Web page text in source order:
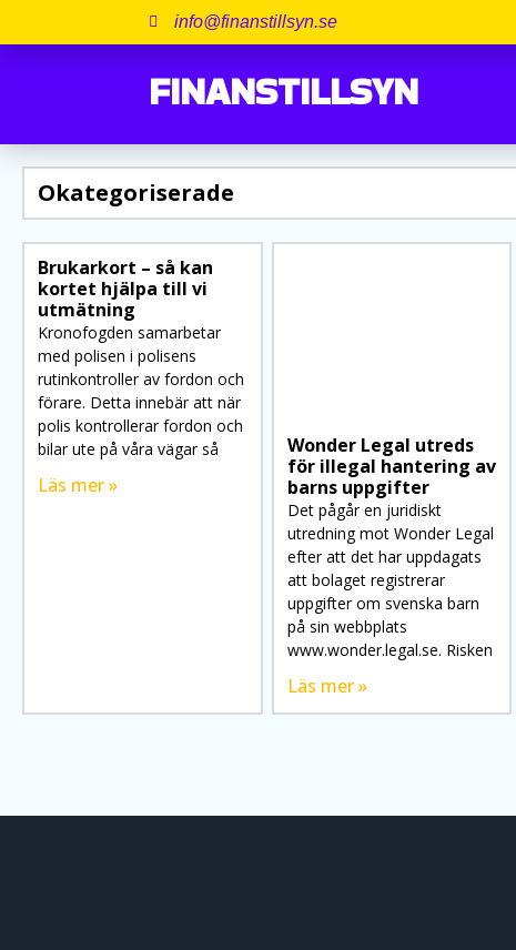
info@finanstillsyn.se
FINANSTILLSYN
Okategoriserade
Brukarkort – så kan
kortet hjälpa till vi
utmätning
Kronofogden samarbetar
med polisen i polisens
rutinkontroller av fordon och
förare. Detta innebär att när
polis kontrollerar fordon och
bilar ute på våra vägar så
Läs mer »
Wonder Legal utreds
för illegal hantering av
barns uppgifter
Det pågår en juridiskt
utredning mot Wonder Legal
efter att det har uppdagats
att bolaget registrerar
uppgifter om svenska barn
på sin webbplats
www.wonder.legal.se. Risken
Läs mer »